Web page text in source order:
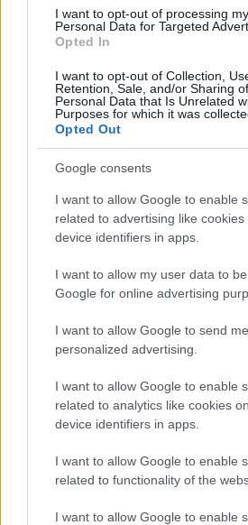
I want to opt-out of processing my
Personal Data for Targeted
Opted In
I want to opt-out of Collection,
Retention, Sale, and/or Sharing
Personal Data that Is Unrelated
Purposes for which it was
Opted Out
Google consents
I want to allow Google to enable
related to advertising like
device identifiers in apps.
I want to allow my user data to
Google for online advertising
I want to allow Google to send me
personalized advertising.
I want to allow Google to enable
related to analytics like cookies
device identifiers in apps.
I want to allow Google to enable
related to functionality of the
I want to allow Google to enable
ΑΣΕΠ: Εξ αποστάσεως η
μέρες
Μάθε πρώτος όλες
ειδήσεις.
Βάλε το proson.gr στα
e-ΕΦΚΑ: Έως 846 ευρώ
σύνταξη – Ποιοι